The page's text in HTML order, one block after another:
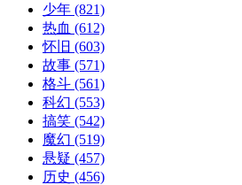
少年 (821)
热血 (612)
怀旧 (603)
故事 (571)
格斗 (561)
科幻 (553)
搞笑 (542)
魔幻 (519)
悬疑 (457)
历史 (456)